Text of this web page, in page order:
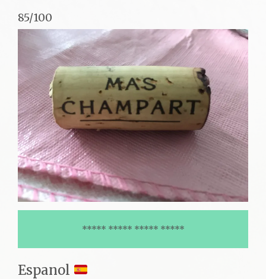
85/100
***** ***** ***** *****
Espanol